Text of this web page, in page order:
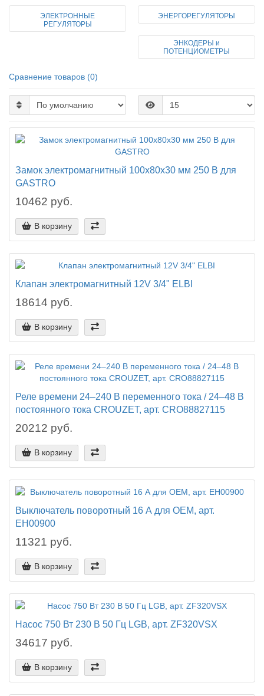
ЭЛЕКТРОННЫЕ
РЕГУЛЯТОРЫ
ЭНЕРГОРЕГУЛЯТОРЫ
ЭНКОДЕРЫ и
ПОТЕНЦИОМЕТРЫ
Сравнение товаров (0)
Замок электромагнитный 100х80х30 мм 250 В для
GASTRO
10462 руб.
В корзину
Клапан электромагнитный 12V 3/4" ELBI
18614 руб.
В корзину
Реле времени 24–240 В переменного тока / 24–48 В
постоянного тока CROUZET, арт. CRO88827115
20212 руб.
В корзину
Выключатель поворотный 16 А для OEM, арт.
EH00900
11321 руб.
В корзину
Насос 750 Вт 230 В 50 Гц LGB, арт. ZF320VSX
34617 руб.
В корзину